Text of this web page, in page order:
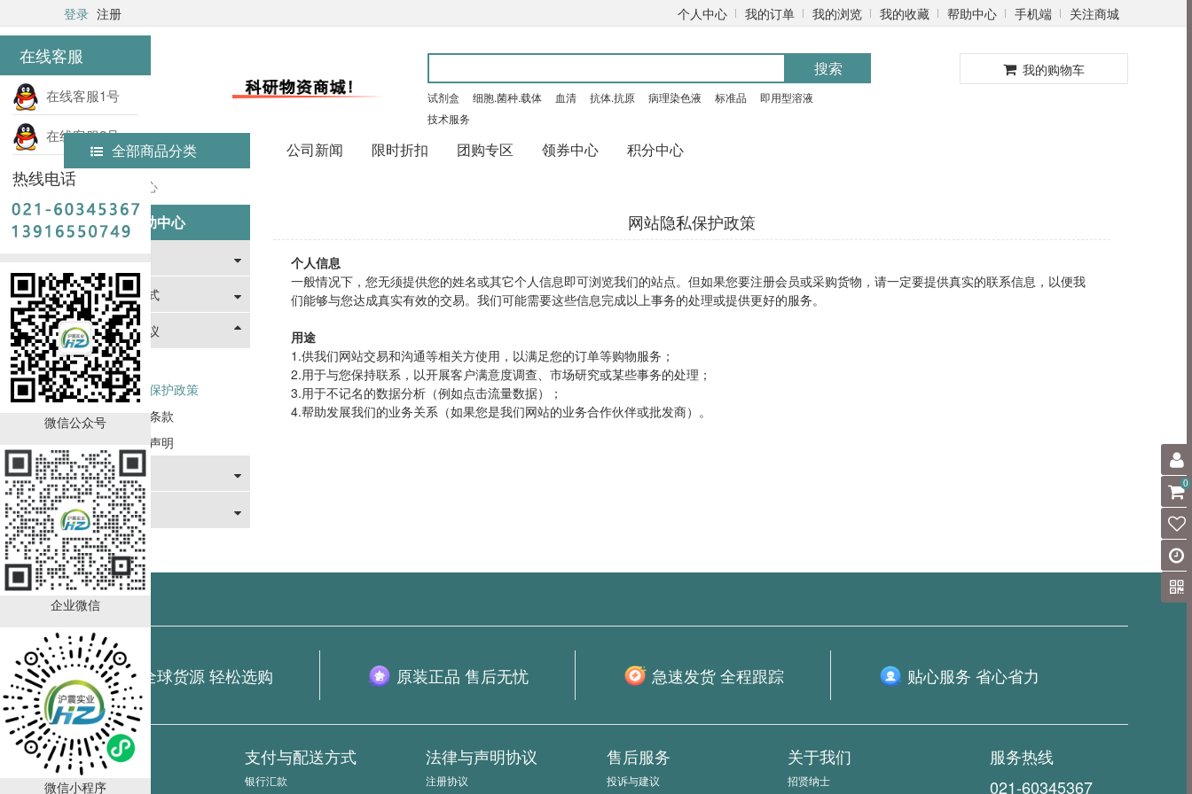
在线客服
在线客服1号
在线客服2号
热线电话
微信公众号
企业微信
微信小程序
登录 注册 个人中心 我的订单 我的浏览 我的收藏 帮助中心 手机端 关注商城
搜索
试剂盒 细胞.菌种.载体 血清 抗体.抗原 病理染色液 标准品
即用型溶液
技术服务
我的购物车
全部商品分类 公司新闻 限时折扣 团购专区 领券中心 积分中心
首页 帮助中心
帮助中心
支付与配送方式
法律与声明协议
注册协议
网站隐私保护政策
网站使用条款
网站免责声明
售后服务
关于我们
网站隐私保护政策
个人信息
一般情况下，您无须提供您的姓名或其它个人信息即可浏览我们的站点。但如果您要注册会员或采购货物，请一定要提供真实的联系信息，以便我
们能够与您达成真实有效的交易。我们可能需要这些信息完成以上事务的处理或提供更好的服务。
用途
1.供我们网站交易和沟通等相关方使用，以满足您的订单等购物服务；
2.用于与您保持联系，以开展客户满意度调查、市场研究或某些事务的处理；
3.用于不记名的数据分析（例如点击流量数据）；
4.帮助发展我们的业务关系（如果您是我们网站的业务合作伙伴或批发商）。
全球货源 轻松选购 原装正品 售后无忧 急速发货 全程跟踪 贴心服务 省心省力
新手指南
如何询价
支付与配送方式
银行汇款
法律与声明协议
注册协议
售后服务
投诉与建议
关于我们
招贤纳士
服务热线
021-60345367
0